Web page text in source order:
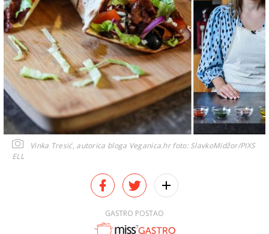
Vinka Tresić, autorica bloga Veganica.hrfoto: SlavkoMidžor/PIXS
ELL
GASTRO POSTAO